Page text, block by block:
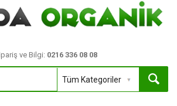
ve Bilgi: 0216 336 08 08